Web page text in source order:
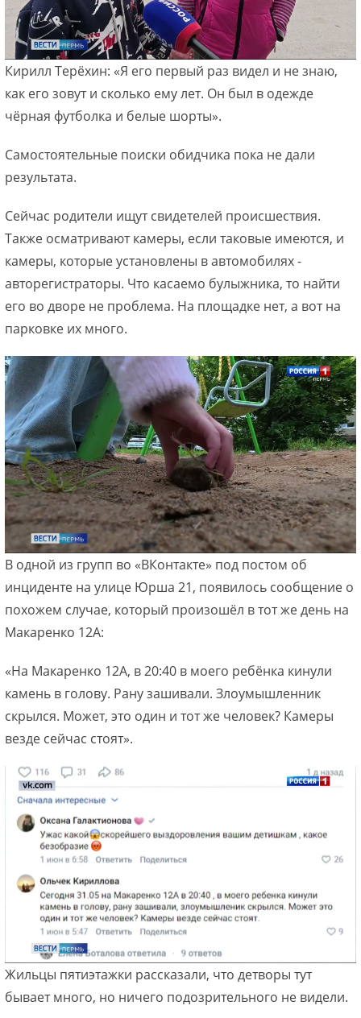
Кирилл Терёхин: «Я его первый раз видел и не знаю,
как его зовут и сколько ему лет. Он был в одежде
чёрная футболка и белые шорты».
Самостоятельные поиски обидчика пока не дали
результата.
Сейчас родители ищут свидетелей происшествия.
Также осматривают камеры, если таковые имеются, и
камеры, которые установлены в автомобилях -
авторегистраторы. Что касаемо булыжника, то найти
его во дворе не проблема. На площадке нет, а вот на
парковке их много.
В одной из групп во «ВКонтакте» под постом об
инциденте на улице Юрша 21, появилось сообщение о
похожем случае, который произошёл в тот же день на
Макаренко 12А:
«На Макаренко 12А, в 20:40 в моего ребёнка кинули
камень в голову. Рану зашивали. Злоумышленник
скрылся. Может, это один и тот же человек? Камеры
везде сейчас стоят».
Жильцы пятиэтажки рассказали, что детворы тут
бывает много, но ничего подозрительного не видели.